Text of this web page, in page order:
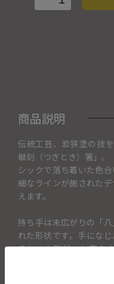
商品説明
伝統工芸、若狭塗の技
継刻（つぎとき）箸」。
シックで落ち着いた色
細なラインが施された
えます。
持ち手は末広がりの「
れた形状です。手にな
らかに丸形状へと変化
「継（つ）」ぎ、日々
彩るという想いが込め